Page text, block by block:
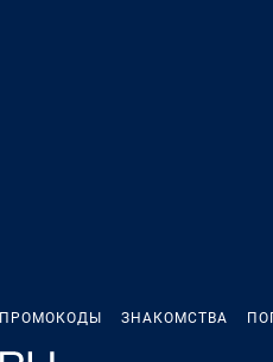
ПРОМОКОДЫ ЗНАКОМСТВА